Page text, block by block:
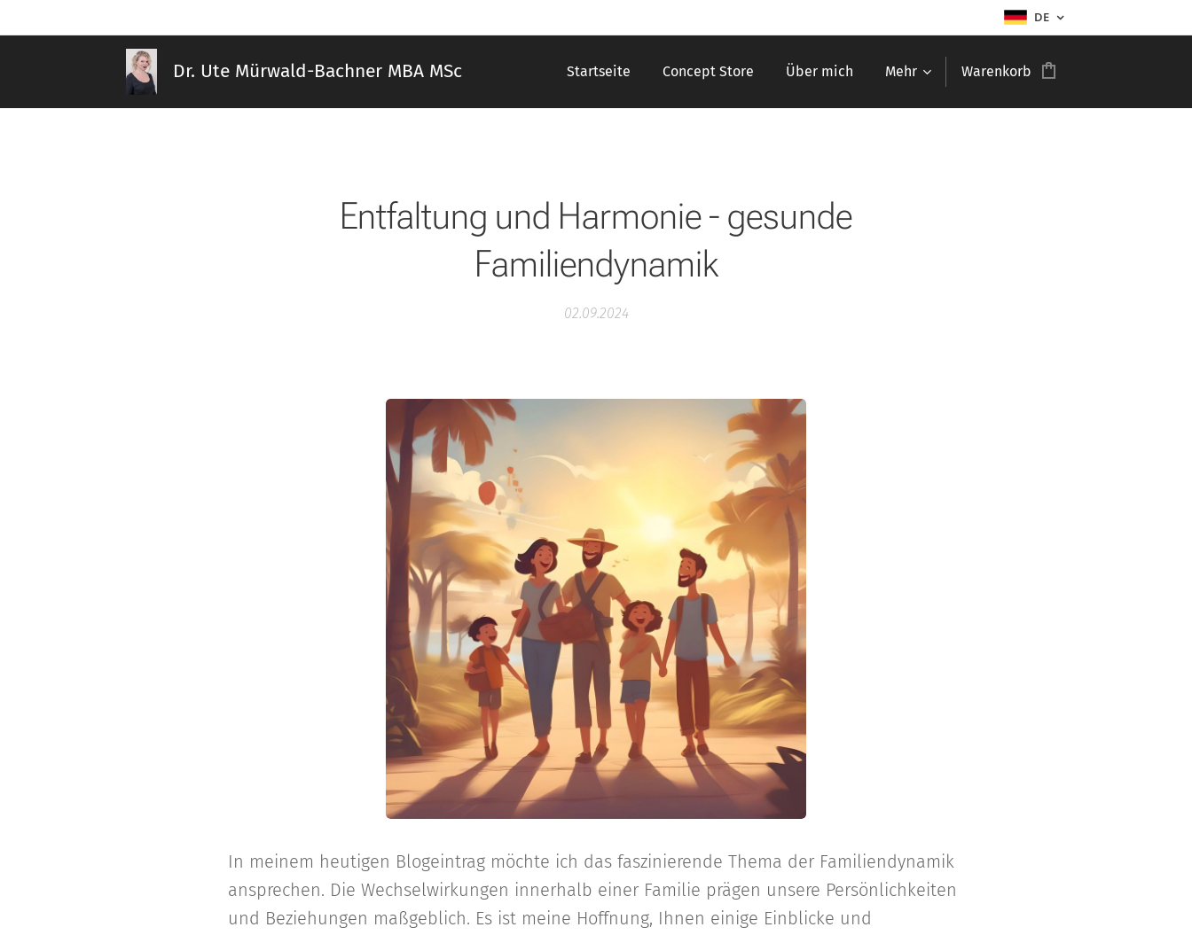
DE
Dr. Ute Mürwald-Bachner MBA MSc Startseite Concept Store Über mich Mehr Warenkorb
Entfaltung und Harmonie - gesunde
Familiendynamik
02.09.2024
In meinem heutigen Blogeintrag möchte ich das faszinierende Thema der Familiendynamik
ansprechen. Die Wechselwirkungen innerhalb einer Familie prägen unsere Persönlichkeiten
und Beziehungen maßgeblich. Es ist meine Hoffnung, Ihnen einige Einblicke und